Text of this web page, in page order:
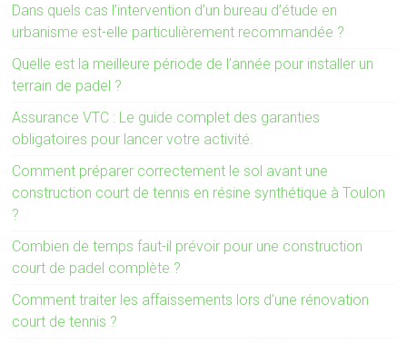
Dans quels cas l’intervention d’un bureau d’étude en
urbanisme est-elle particulièrement recommandée ?
Quelle est la meilleure période de l’année pour installer un
terrain de padel ?
Assurance VTC : Le guide complet des garanties
obligatoires pour lancer votre activité.
Comment préparer correctement le sol avant une
construction court de tennis en résine synthétique à Toulon
?
Combien de temps faut-il prévoir pour une construction
court de padel complète ?
Comment traiter les affaissements lors d’une rénovation
court de tennis ?